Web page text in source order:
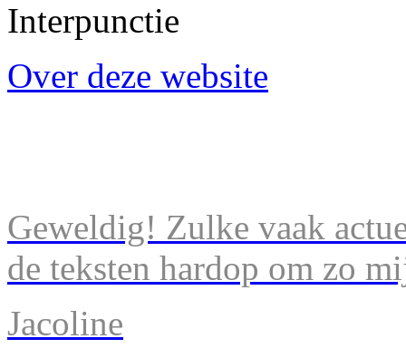
Interpunctie
Over deze website
Geweldig! Zulke vaak
de teksten hardop om zo
Jacoline